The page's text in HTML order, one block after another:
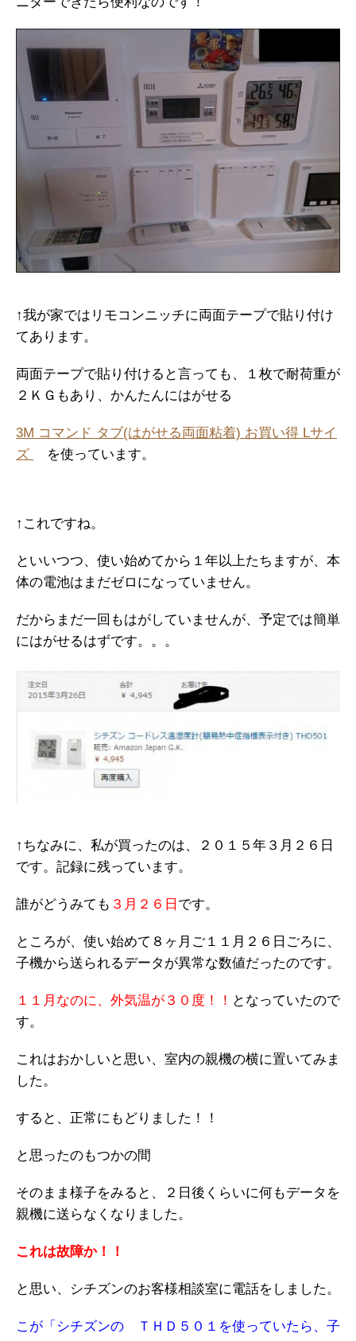
↑我が家ではリモコンニッチに両面テープで貼り付け
てあります。
両面テープで貼り付けると言っても、１枚で耐荷重が
２ＫＧもあり、かんたんにはがせる
3M コマンド タブ(はがせる両面粘着) お買い得 Lサイ
ズ
を使っています。
↑これですね。
といいつつ、使い始めてから１年以上たちますが、本
体の電池はまだゼロになっていません。
だからまだ一回もはがしていませんが、予定では簡単
にはがせるはずです。。。
↑ちなみに、私が買ったのは、２０１５年３月２６日
です。記録に残っています。
誰がどうみても ３月２６日 です。
ところが、使い始めて８ヶ月ご１１月２６日ごろに、
子機から送られるデータが異常な数値だったのです。
１１月なのに、外気温が３０度！！ となっていたので
す。
これはおかしいと思い、室内の親機の横に置いてみま
した。
すると、正常にもどりました！！
と思ったのもつかの間
そのまま様子をみると、２日後くらいに何もデータを
親機に送らなくなりました。
これは故障か！！
と思い、シチズンのお客様相談室に電話をしました。
こが「シチズンの ＴＨＤ５０１を使っていたら、子